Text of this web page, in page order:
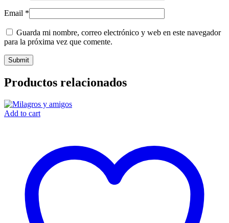
Email *
Guarda mi nombre, correo electrónico y web en este navegador
para la próxima vez que comente.
Productos relacionados
Add to cart